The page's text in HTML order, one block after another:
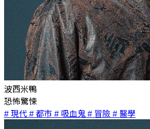
波西米鴨
恐怖驚悚
# 現代 # 都市 # 吸血鬼 # 冒險 # 醫學